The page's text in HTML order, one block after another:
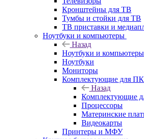
Кронштейны для ТВ
Тумбы и стойки для ТВ
ТВ приставки и
Ноутбуки и компьютеры
Назад
Ноутбуки и компьютеры
Ноутбуки
Мониторы
Комплектующие для ПК
Назад
Комплектующие
Процессоры
Материнские
Видеокарты
Принтеры и МФУ